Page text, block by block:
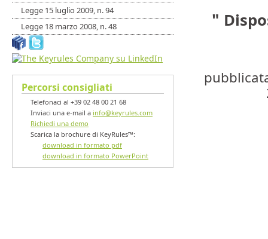
Legge 15 luglio 2009, n. 94
Legge 18 marzo 2008, n. 48
Percorsi consigliati
Telefonaci al +39 02 48 00 21 68
Inviaci una e-mail a info@keyrules.com
Richiedi una demo
Scarica la brochure di KeyRules™:
download in formato pdf
download in formato PowerPoint
"